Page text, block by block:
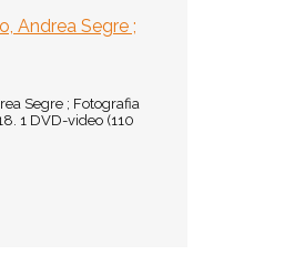
Andrea Segre ;
Segre ; Fotografia
1 DVD-video (110